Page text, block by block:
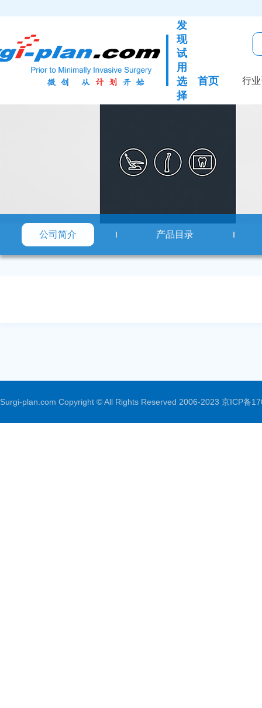
发
现
试
用
选
择
首页 行
公司简介 产品目录
Surgi-plan.com Copyright © All Rights Reserved 2006-2023 京ICP备